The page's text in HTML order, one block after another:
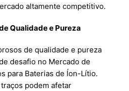
altamente competitivo.
Qualidade e Pureza
de qualidade e pureza
desafio no Mercado de
para Baterias de Íon-Lítio.
podem afetar